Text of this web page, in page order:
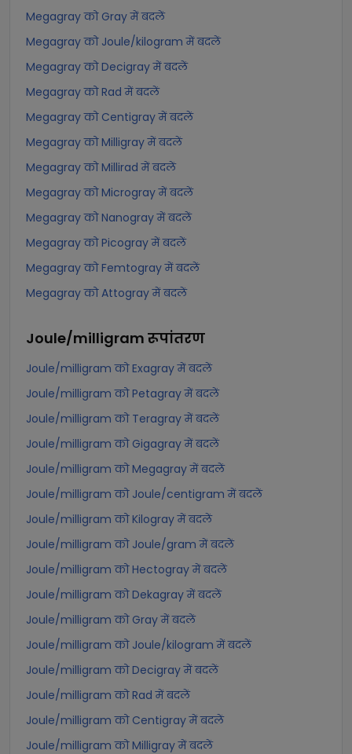
Megagray को Gray में बदलें
Megagray को Joule/kilogram में बदलें
Megagray को Decigray में बदलें
Megagray को Rad में बदलें
Megagray को Centigray में बदलें
Megagray को Milligray में बदलें
Megagray को Millirad में बदलें
Megagray को Microgray में बदलें
Megagray को Nanogray में बदलें
Megagray को Picogray में बदलें
Megagray को Femtogray में बदलें
Megagray को Attogray में बदलें
Joule/milligram रूपांतरण
Joule/milligram को Exagray में बदलें
Joule/milligram को Petagray में बदलें
Joule/milligram को Teragray में बदलें
Joule/milligram को Gigagray में बदलें
Joule/milligram को Megagray में बदलें
Joule/milligram को Joule/centigram में बदलें
Joule/milligram को Kilogray में बदलें
Joule/milligram को Joule/gram में बदलें
Joule/milligram को Hectogray में बदलें
Joule/milligram को Dekagray में बदलें
Joule/milligram को Gray में बदलें
Joule/milligram को Joule/kilogram में बदलें
Joule/milligram को Decigray में बदलें
Joule/milligram को Rad में बदलें
Joule/milligram को Centigray में बदलें
Joule/milligram को Milligray में बदलें